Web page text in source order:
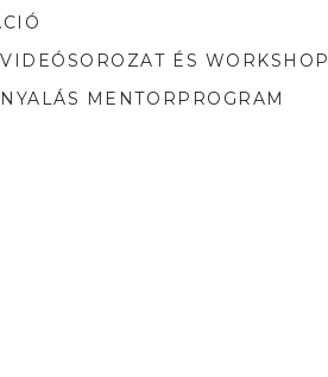
ÉS WORKSHOP
MENTORPROGRAM